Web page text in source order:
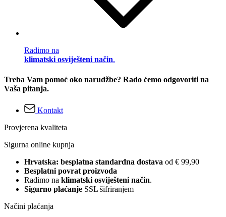
Radimo na
klimatski osviješteni način.
Treba Vam pomoć oko narudžbe? Rado ćemo odgovoriti na
Vaša pitanja.
Kontakt
Provjerena kvaliteta
Sigurna online kupnja
Hrvatska: besplatna standardna dostava od € 99,90
Besplatni povrat proizvoda
Radimo na klimatski osviješteni način.
Sigurno plaćanje SSL šifriranjem
Načini plaćanja